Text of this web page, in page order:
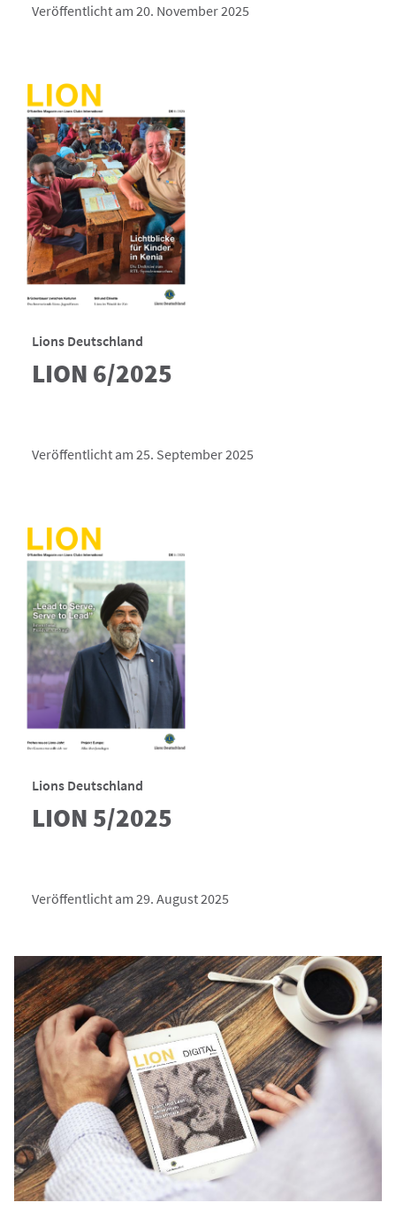
Veröffentlicht am 20. November 2025
Lions Deutschland
LION 6/2025
Veröffentlicht am 25. September 2025
Lions Deutschland
LION 5/2025
Veröffentlicht am 29. August 2025